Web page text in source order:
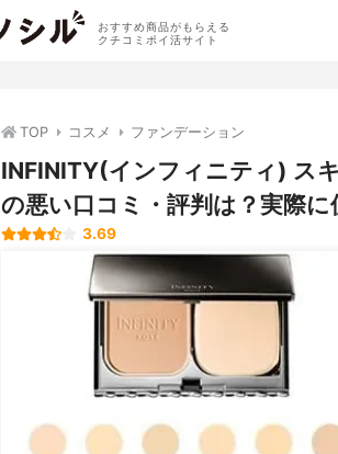
おすすめ商品がもらえる
クチコミポイ活サイト
TOP コスメ ファンデーション
INFINITY(インフィニティ) ス
の悪い口コミ・評判は？実際
3.69